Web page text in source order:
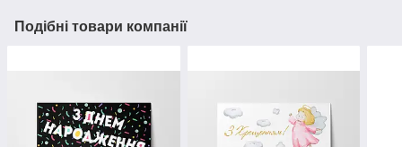
Подібні товари компанії